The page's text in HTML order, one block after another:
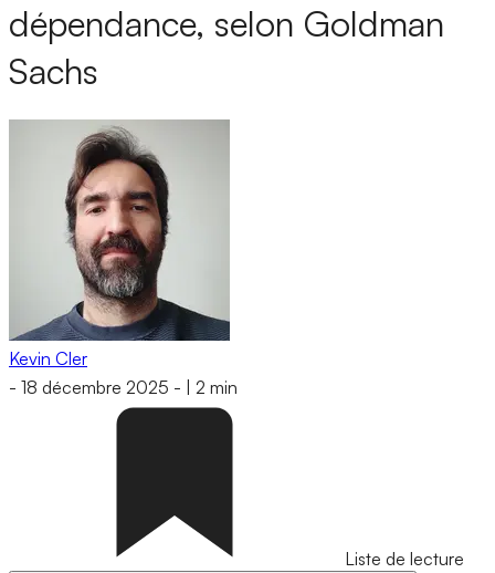
dépendance, selon Goldman
Sachs
Kevin Cler
- 18 décembre 2025 - 2 min
Liste de lecture